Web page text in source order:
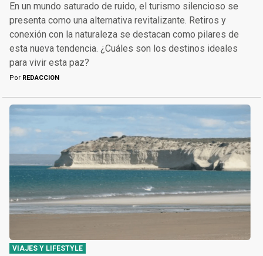
En un mundo saturado de ruido, el turismo silencioso se
presenta como una alternativa revitalizante. Retiros y
conexión con la naturaleza se destacan como pilares de
esta nueva tendencia. ¿Cuáles son los destinos ideales
para vivir esta paz?
Por REDACCION
VIAJES Y LIFESTYLE